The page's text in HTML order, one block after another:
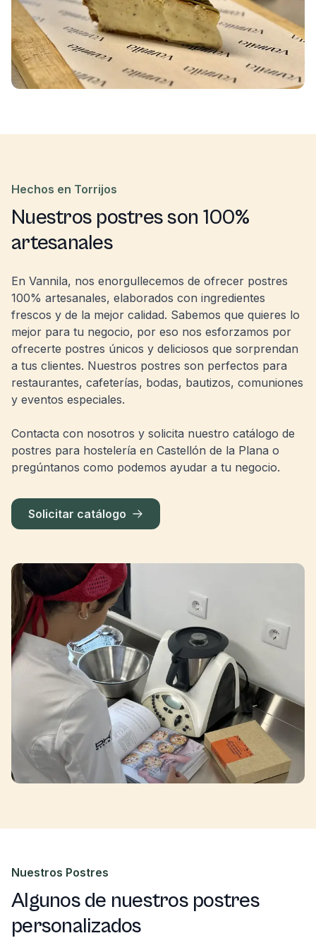
Hechos en Torrijos
Nuestros postres son 100%
artesanales
En Vannila, nos enorgullecemos de ofrecer postres
100% artesanales, elaborados con ingredientes
frescos y de la mejor calidad. Sabemos que quieres lo
mejor para tu negocio, por eso nos esforzamos por
ofrecerte postres únicos y deliciosos que sorprendan
a tus clientes. Nuestros postres son perfectos para
restaurantes, cafeterías, bodas, bautizos, comuniones
y eventos especiales.
Contacta con nosotros y solicita nuestro catálogo de
postres para hostelería en Castellón de la Plana o
pregúntanos como podemos ayudar a tu negocio.
Solicitar catálogo
Nuestros Postres
Algunos de nuestros postres
personalizados